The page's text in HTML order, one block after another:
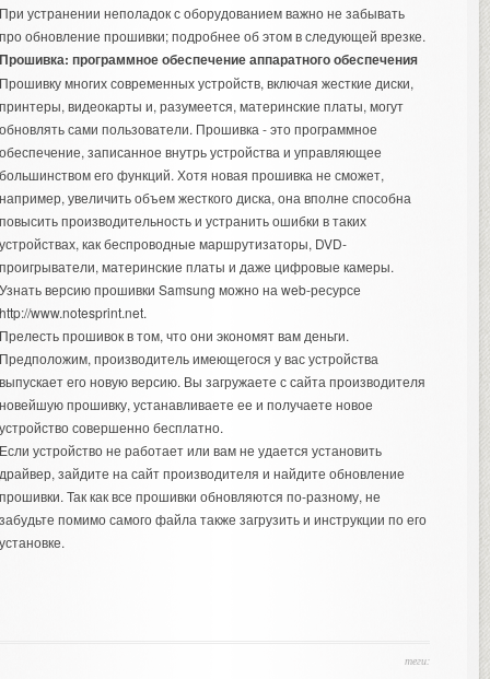
устранении неполадок с оборудованием важно не забывать
обновление прошивки; подробнее об этом в следующей врезке.
программное обеспечение аппаратного обеспечения
многих современных устройств, включая жесткие диски,
видеокарты и, разумеется, материнские платы, могут
сами пользователи. Прошивка - это программное
записанное внутрь устройства и управляющее
его функций. Хотя новая прошивка не сможет,
увеличить объем жесткого диска, она вполне способна
производительность и устранить ошибки в таких
как беспроводные маршрутизаторы, DVD-
материнские платы и даже цифровые камеры.
версию прошивки Samsung можно на web-ресурсе
www.notesprint.net.
прошивок в том, что они экономят вам деньги.
производитель имеющегося у вас устройства
его новую версию. Вы загружаете с сайта производителя
прошивку, устанавливаете ее и получаете новое
совершенно бесплатно.
устройство не работает или вам не удается установить
зайдите на сайт производителя и найдите обновление
Так как все прошивки обновляются по-разному, не
помимо самого файла также загрузить и инструкции по его
теги: